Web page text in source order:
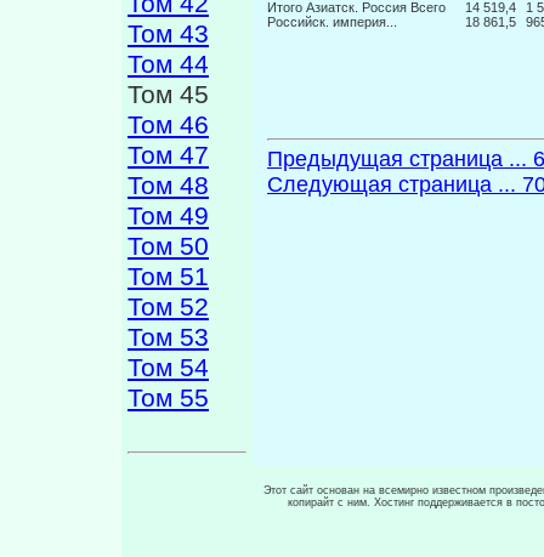
Том 43
Том 44
Том 45
Том 46
Том 47
Том 48
Том 49
Том 50
Том 51
Том 52
Том 53
Том 54
Том 55
Итого Азиатск. Россия Всего
Российск. империя...
14 519,4
18 861,5
1
Предыдущая страница ...
Следующая страница ...
Этот сайт основан на всемирно известном
копирайт с ним. Хостинг поддерживается в